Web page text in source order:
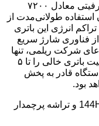
باتری به کار رفته در گوشی GT7 دارای ظرفیتی معادل ۷۲۰۰
طولانی‌مدت از
انرژی این باتری
فناوری شارژ سریع
شرکت ریلمی، تنها
با یک دقیقه اتصال به شارژر، می‌توان ظرفیت باتری خالی را تا ۵
قادر به پخش